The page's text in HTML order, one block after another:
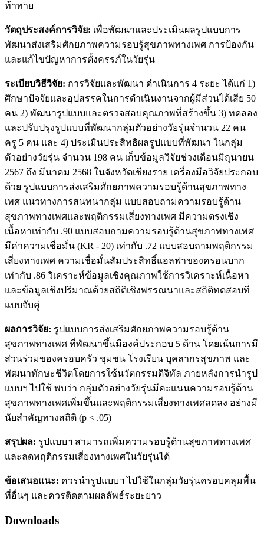
ท้าทาย
วัตถุประสงค์การวิจัย: เพื่อพัฒนาและประเมินผลรูปแบบการ
พัฒนาส่งเสริมศักยภาพความรอบรู้สุขภาพทางเพศ การป้องกัน
และแก้ไขปัญหาการตั้งครรภ์ในวัยรุ่น
ระเบียบวิธีวิจัย: การวิจัยและพัฒนา ดำเนินการ 4 ระยะ ได้แก่ 1)
ศึกษาปัจจัยและอุปสรรคในการดำเนินงานจากผู้มีส่วนได้เสีย 50
คน 2) พัฒนารูปแบบและตรวจสอบคุณภาพที่สร้างขึ้น 3) ทดลอง
และปรับปรุงรูปแบบที่พัฒนากลุ่มตัวอย่างวัยรุ่นจำนวน 22 คน
ครู 5 คน และ 4) ประเมินประสิทธิผลรูปแบบที่พัฒนา ในกลุ่ม
ตัวอย่างวัยรุ่น จำนวน 198 คน เก็บข้อมูลวิจัยช่วงเดือนมิถุนายน
2567 ถึง มีนาคม 2568 ในจังหวัดเชียงราย เครื่องมือวิจัยประกอบ
ด้วย รูปแบบการส่งเสริมศักยภาพความรอบรู้ด้านสุขภาพทาง
เพศ แนวทางการสนทนากลุ่ม แบบสอบถามความรอบรู้ด้าน
สุขภาพทางเพศและพฤติกรรมเสี่ยงทางเพศ มีความตรงเชิง
เนื้อหาเท่ากับ .90 แบบสอบถามความรอบรู้ด้านสุขภาพทางเพศ
มีค่าความเชื่อมั่น (KR - 20) เท่ากับ .72 แบบสอบถามพฤติกรรม
เสี่ยงทางเพศ ความเชื่อมั่นสัมประสิทธิ์แอลฟาของครอนบาก
เท่ากับ .86 วิเคราะห์ข้อมูลเชิงคุณภาพใช้การวิเคราะห์เนื้อหา
และข้อมูลเชิงปริมาณด้วยสถิติเชิงพรรณนาและสถิติทดสอบที
แบบจับคู่
ผลการวิจัย: รูปแบบการส่งเสริมศักยภาพความรอบรู้ด้าน
สุขภาพทางเพศ ที่พัฒนาขึ้นมีองค์ประกอบ 5 ด้าน โดยเน้นการมี
ส่วนร่วมของครอบครัว ชุมชน โรงเรียน บุคลากรสุขภาพ และ
พัฒนาทักษะชีวิตโดยการใช้นวัตกรรมดิจิทัล ภายหลังการนำรูป
แบบฯ ไปใช้ พบว่า กลุ่มตัวอย่างวัยรุ่นมีคะแนนความรอบรู้ด้าน
สุขภาพทางเพศเพิ่มขึ้นและพฤติกรรมเสี่ยงทางเพศลดลง อย่างมี
นัยสำคัญทางสถิติ (p < .05)
สรุปผล: รูปแบบฯ สามารถเพิ่มความรอบรู้ด้านสุขภาพทางเพศ
และลดพฤติกรรมเสี่ยงทางเพศในวัยรุ่นได้
ข้อเสนอแนะ: ควรนำรูปแบบฯ ไปใช้ในกลุ่มวัยรุ่นครอบคลุมพื้น
ที่อื่นๆ และควรติดตามผลลัพธ์ระยะยาว
Downloads